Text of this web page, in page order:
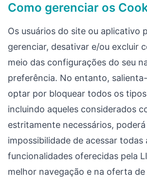
Como gerenciar os
Os usuários do site ou aplicativo
gerenciar, desativar e/ou excluir
meio das configurações do seu
preferência. No entanto,
optar por bloquear todos os
incluindo aqueles considerados
estritamente necessários,
impossibilidade de acessar todas
funcionalidades oferecidas pela
melhor navegação e na oferta de